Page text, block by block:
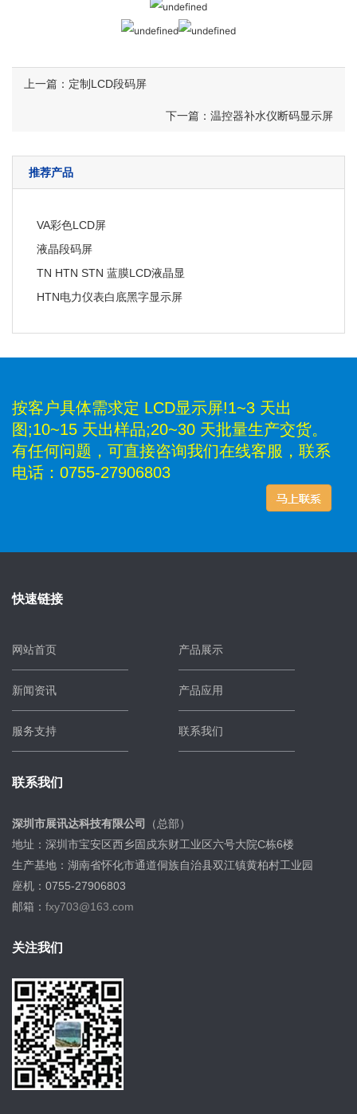
上一篇：定制LCD段码屏
下一篇：温控器补水仪断码显示屏
推荐产品
VA彩色LCD屏
液晶段码屏
TN HTN STN 蓝膜LCD液晶显
HTN电力仪表白底黑字显示屏
按客户具体需求定 LCD显示屏!1~3 天出
图;10~15 天出样品;20~30 天批量生产交货。
有任何问题，可直接咨询我们在线客服，联系
电话：0755-27906803
快速链接
网站首页 产品展示
新闻资讯 产品应用
服务支持 联系我们
联系我们
深圳市展讯达科技有限公司
（总部）
地址：深圳市宝安区西乡固戍东财工业区六号大院C栋6楼
生产基地：湖南省怀化市通道侗族自治县双江镇黄柏村工业园
座机：0755-27906803
邮箱： fxy703@163.com
关注我们